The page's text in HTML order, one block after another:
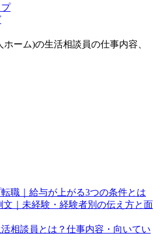
ーム)の生活相談員の仕事内容、
職｜給与が上がる3つの条件とは
文｜未経験・経験者別の伝え方と面
相談員とは？仕事内容・向いてい